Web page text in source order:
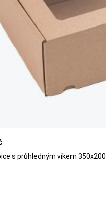
s průhledným víkem